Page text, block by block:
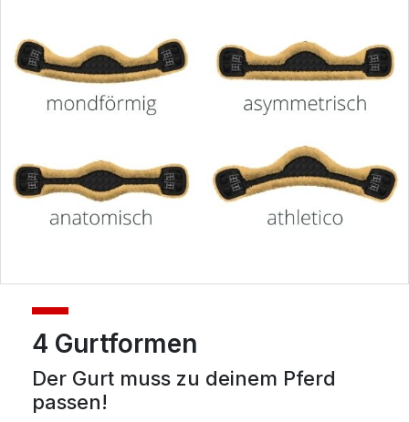
4 Gurtformen
Der Gurt muss zu deinem Pferd
passen!